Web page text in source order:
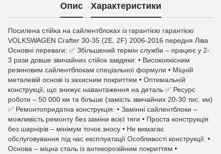
Опис Характеристики
Посилена стійка на сайлентблоках із гарантією гарантією
VOLKSWAGEN Crafter 30-35 (2E, 2F) 2006-2016 передня Ліва
Основні переваги: ✅ Збільшений термін служби – працює у 2-
3 рази довше звичайних стійок завдяки: • Високоякісним
резиновим сайлентблокам спеціальної формули • Міцній
металевій основі із захисним покриттям • Оптимальній
конструкції, що знижує навантаження на деталь ✅ Ресурс
роботи – 50 000 км та більше (замість звичайних 20-30 тис. км)
✅ Ремонтопридатна конструкція: • Замінні сайлентблоки –
можливість ремонту без заміни всієї тяги • Проста конструкція
без шарнірів – мінімум точок зносу • Не вимагає
обслуговування під час експлуатації Особливості конструкції: •
Основа – міцна сталь із антикорозійним покриттям •